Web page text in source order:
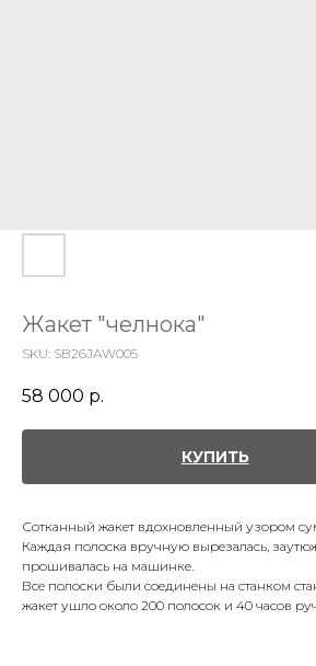
Жакет "челнока"
SKU: SB26JAW005
58 000 р.
КУПИТЬ
Сотканный жакет вдохновленный узором
Каждая полоска вручную вырезалась,
прошивалась на машинке.
Все полоски были соединены на станком
жакет ушло около 200 полосок и 40 часов